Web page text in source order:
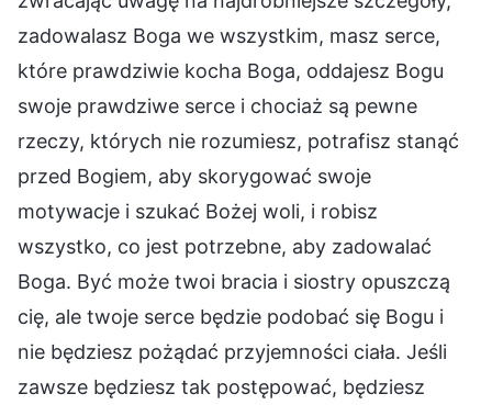
zadowalasz Boga we wszystkim, masz serce,
które prawdziwie kocha Boga, oddajesz Bogu
swoje prawdziwe serce i chociaż są pewne
rzeczy, których nie rozumiesz, potrafisz stanąć
przed Bogiem, aby skorygować swoje
motywacje i szukać Bożej woli, i robisz
wszystko, co jest potrzebne, aby zadowalać
Boga. Być może twoi bracia i siostry opuszczą
cię, ale twoje serce będzie podobać się Bogu i
nie będziesz pożądać przyjemności ciała. Jeśli
zawsze będziesz tak postępować, będziesz